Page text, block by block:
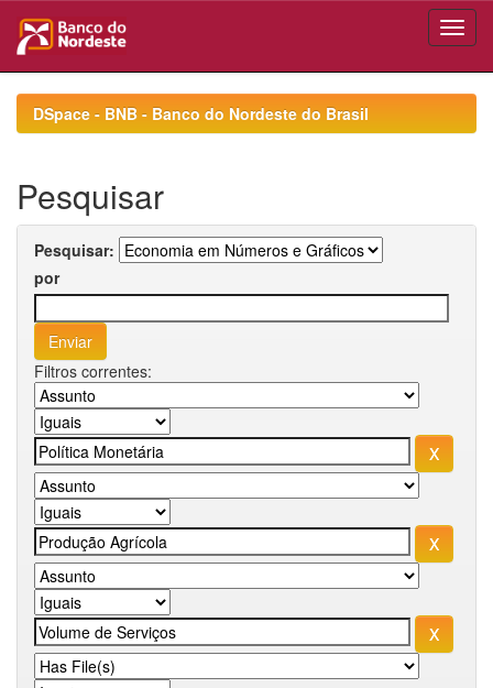
navigationDSpace - BNB - Banco do Nordeste do Brasil
Pesquisar
Pesquisar:
por
Filtros correntes: